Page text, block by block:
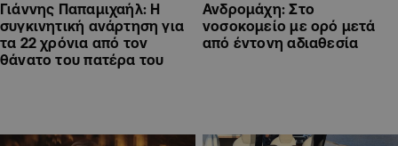
Γιάννης Παπαμιχαήλ: Η
συγκινητική ανάρτηση για
τα 22 χρόνια από τον
θάνατο του πατέρα του
Ανδρομάχη: Στο
νοσοκομείο με ορό μετά
από έντονη αδιαθεσία